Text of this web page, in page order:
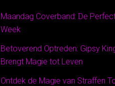
Maandag Coverband: De
Week
Betoverend Optreden: Gipsy
Brengt Magie tot Leven
Ontdek de Magie van Straffen